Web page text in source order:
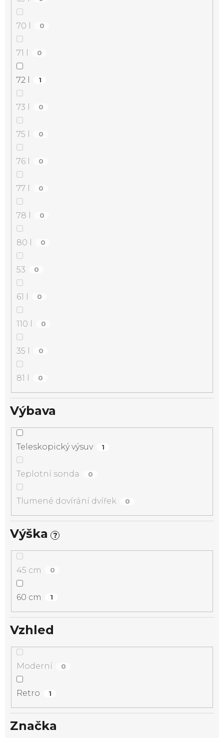
70 l 0
71 l 0
72 l 1
73 l 0
75 l 0
76 l 0
77 l 0
78 l 0
80 l 0
53 0
61 l 0
110 l 0
35 l 0
81 l 0
Výbava
Teleskopický výsuv 1
Teplotní sonda 0
Tlumené dovírání dvířek 0
Výška ?
45 cm 0
60 cm 1
Vzhled
Moderní 0
Retro 1
Značka